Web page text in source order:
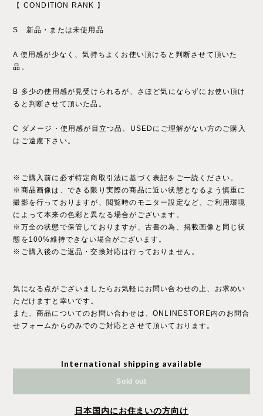
【 CONDITION RANK 】
S 新品・または未使用品
A 使用感が少なく、気持ちよくお使い頂けると判断させて頂いた
品。
B 多少の使用感が見受けられるが、さほど気にならずにお使い頂け
ると判断させて頂いた品。
C ダメージ・使用感が目立つ品。USEDにご理解がない方のご購入
はご遠慮下さい。
※ご購入前に必ず特定商取引法に基づく表記をご一読ください。
※商品画像は、できる限り実際の商品に近い状態となるよう慎重に
撮影を行っておりますが、閲覧時のモニター設定など、ご利用環境
によって本来の色彩と異なる場合がございます。
※万全の状態で保管しておりますが、古書の為、掲載画像と同じ状
態を100%維持できない場合がございます。
※ご購入後のご返品・交換対応は行っておりません。
気になる点がございましたらお気軽にお問い合わせの上、お求めい
ただけますと幸いです。
また、商品についてのお問い合わせは、ONLINESTORE内のお問合
せフォームからのみでのご対応とさせて頂いております。
International shipping available
Sold out
日本国内にお住まいの方向け